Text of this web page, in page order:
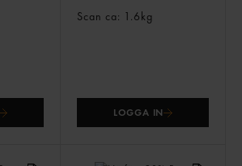
Scan ca: 1.6kg
LOGGA IN